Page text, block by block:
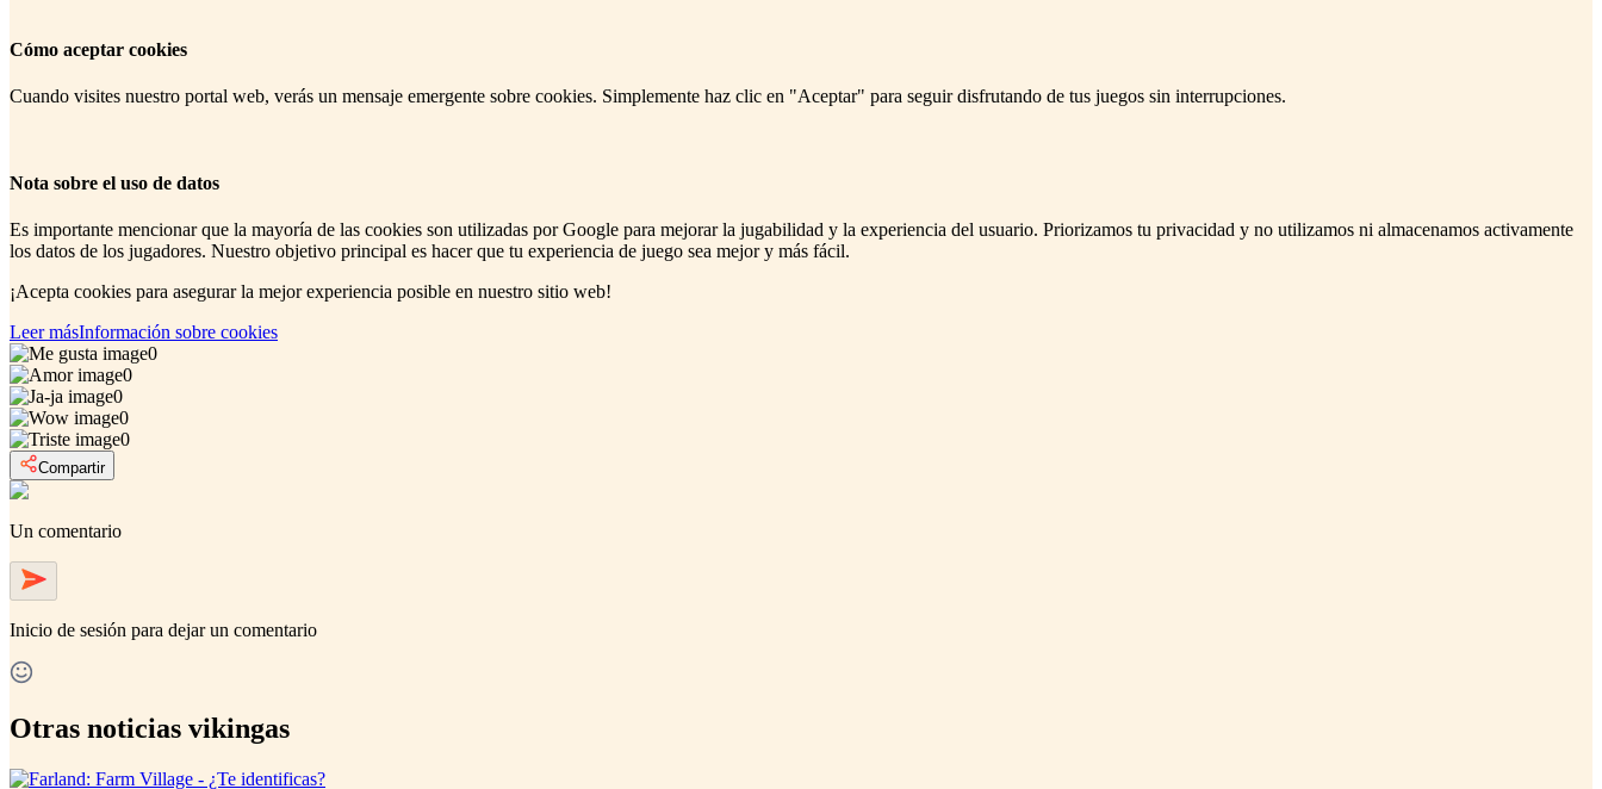
Cómo aceptar cookies
Cuando visites nuestro portal web, verás un mensaje emergente sobre cookies. Simplemente haz clic en "Aceptar" para seguir disfrutando de tus juegos sin interrupciones.
Nota sobre el uso de datos
Es importante mencionar que la mayoría de las cookies son utilizadas por Google para mejorar la jugabilidad y la experiencia del usuario. Priorizamos tu privacidad y no utilizamos ni almacenamos activamente
los datos de los jugadores. Nuestro objetivo principal es hacer que tu experiencia de juego sea mejor y más fácil.
¡Acepta cookies para asegurar la mejor experiencia posible en nuestro sitio web!
Leer másInformación sobre cookies
0
0
0
0
0
Compartir
Un comentario
Inicio de sesión para dejar un comentario
Otras noticias vikingas